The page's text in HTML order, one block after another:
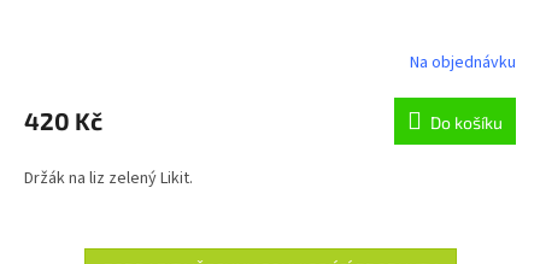
Na objednávku
420 Kč Do košíku
Držák na liz zelený Likit.